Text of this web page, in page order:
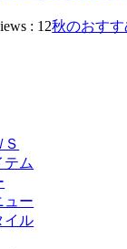
: 12秋のおす
テム
ュー
イル